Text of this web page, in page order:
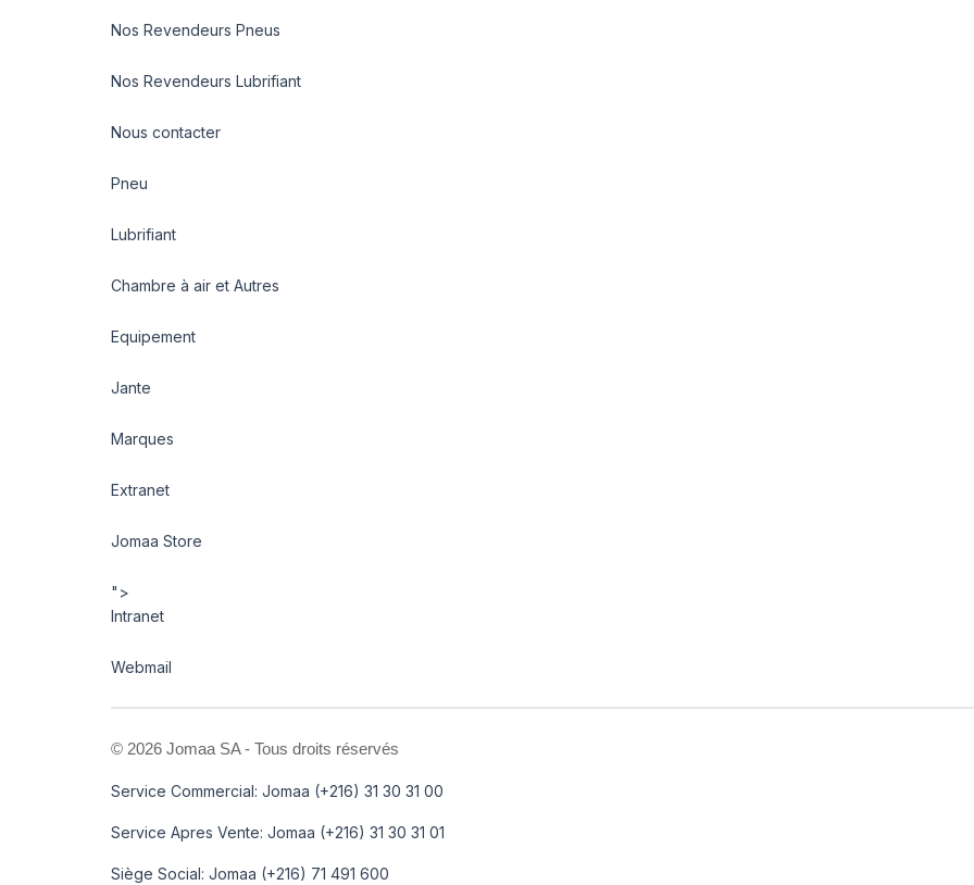
Nos Revendeurs Pneus
Nos Revendeurs Lubrifiant
Nous contacter
Pneu
Lubrifiant
Chambre à air et Autres
Equipement
Jante
Marques
Extranet
Jomaa Store
">
Intranet
Webmail
© 2026 Jomaa SA - Tous droits réservés
Service Commercial: Jomaa (+216) 31 30 31 00
Service Apres Vente: Jomaa (+216) 31 30 31 01
Siège Social: Jomaa (+216) 71 491 600